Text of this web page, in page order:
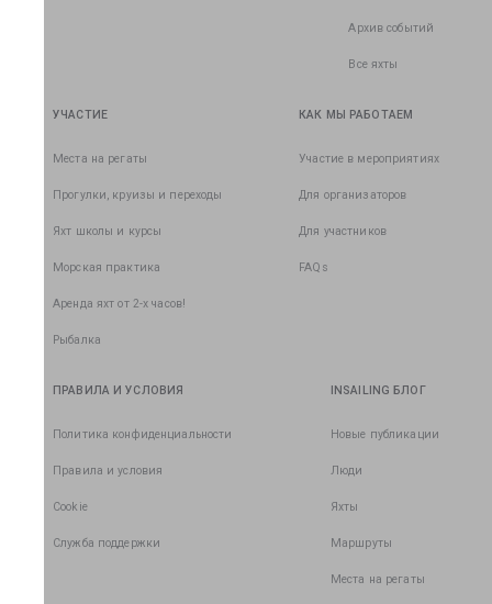
Архив событий
Все яхты
УЧАСТИЕ
Места на регаты
Прогулки, круизы и переходы
Яхт школы и курсы
Морская практика
Аренда яхт от 2-х часов!
Рыбалка
КАК МЫ РАБОТАЕМ
Участие в мероприятиях
Для организаторов
Для участников
FAQs
ПРАВИЛА И УСЛОВИЯ
Политика конфиденциальности
Правила и условия
Cookie
Служба поддержки
INSAILING БЛОГ
Новые публикации
Люди
Яхты
Маршруты
Места на регаты